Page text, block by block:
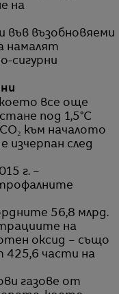
на
във възобновяеми
намалят
сигурни
все още
под 1,5°C
към началото
изчерпан след
г. –
56,8 млрд.
на
оксид – също
425,6 части на
газове от